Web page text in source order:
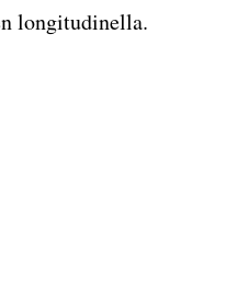
longitudinella.